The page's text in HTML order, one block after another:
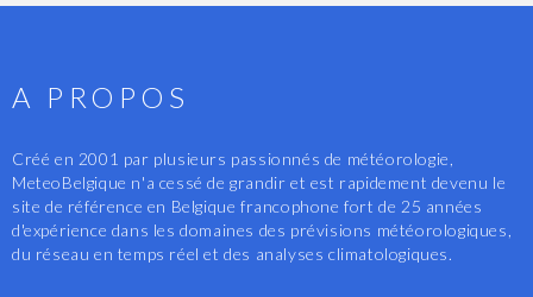
A PROPOS
Créé en 2001 par plusieurs passionnés de météorologie,
MeteoBelgique n'a cessé de grandir et est rapidement devenu le
site de référence en Belgique francophone fort de 25 années
d'expérience dans les domaines des prévisions météorologiques,
du réseau en temps réel et des analyses climatologiques.